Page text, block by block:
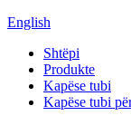
English
Shtëpi
Produkte
Kapëse tubi
Kapëse tubi